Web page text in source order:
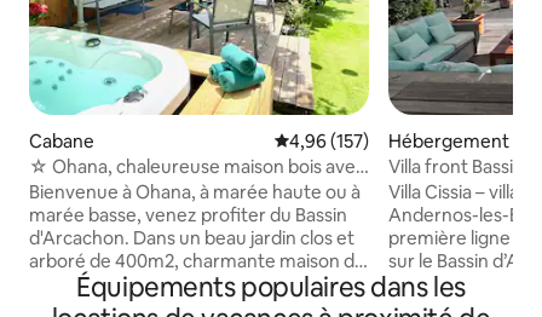
Cabane Évaluation moyenne sur la
4,96 (157)
☆ Ohana, chaleureuse maison bois avec
jardin/spa ☆
Bienvenue à Ohana, à marée haute ou à
marée basse, venez profiter du Bassin
d'Arcachon. Dans un beau jardin clos et
arboré de 400m2, charmante maison de
vacance de 45 m2, climatisée, qui vous
offrira un séjour détente pour des
Hébergement
Villa front Bassin ·
piscine
Villa Cissia – villa
Andernos-les-
première ligne
sur le Bassin
direct à la plage.
lumineuse avec
Équipements populaires dans les